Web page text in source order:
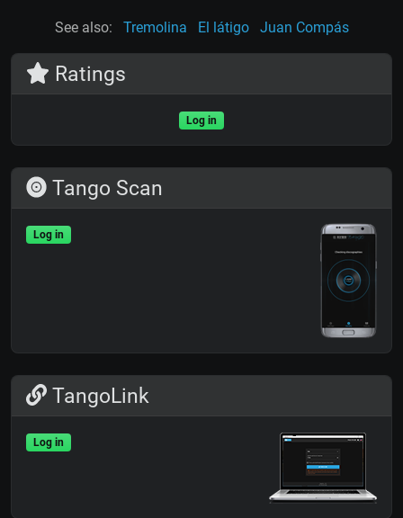
See also: Tremolina El látigo Juan Compás
Ratings
Log in
Tango Scan
Log in
TangoLink
Log in